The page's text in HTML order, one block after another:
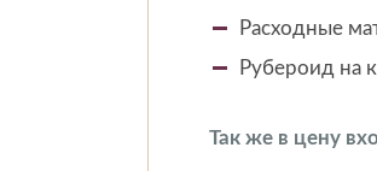
Расходные
Рубероид на
Так же в цену